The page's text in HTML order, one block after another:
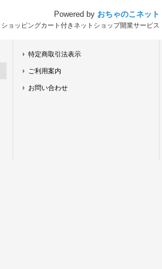
Powered by おちゃのこネット
ョッピングカート付きネットショップ開業サービス
特定商取引法表示
ご利用案内
お問い合わせ